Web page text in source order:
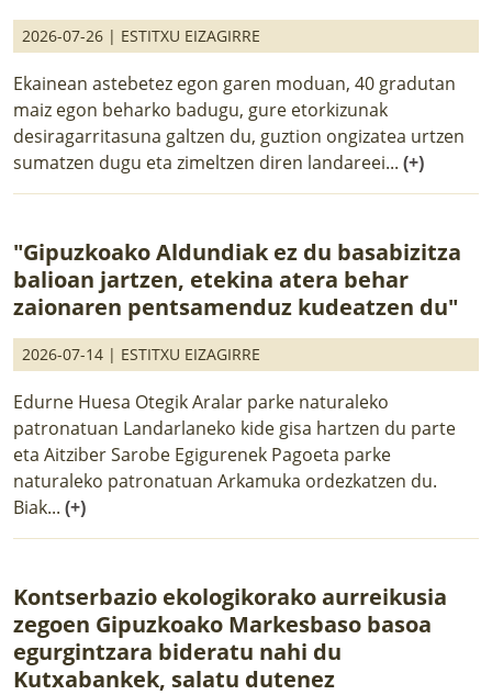
2026-07-26 | ESTITXU EIZAGIRRE
Ekainean astebetez egon garen moduan, 40 gradutan
maiz egon beharko badugu, gure etorkizunak
desiragarritasuna galtzen du, guztion ongizatea urtzen
sumatzen dugu eta zimeltzen diren landareei... (+)
"Gipuzkoako Aldundiak ez du basabizitza
balioan jartzen, etekina atera behar
zaionaren pentsamenduz kudeatzen du"
2026-07-14 | ESTITXU EIZAGIRRE
Edurne Huesa Otegik Aralar parke naturaleko
patronatuan Landarlaneko kide gisa hartzen du parte
eta Aitziber Sarobe Egigurenek Pagoeta parke
naturaleko patronatuan Arkamuka ordezkatzen du.
Biak... (+)
Kontserbazio ekologikorako aurreikusia
zegoen Gipuzkoako Markesbaso basoa
egurgintzara bideratu nahi du
Kutxabankek, salatu dutenez